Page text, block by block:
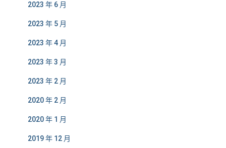
2023 年 6 月
2023 年 5 月
2023 年 4 月
2023 年 3 月
2023 年 2 月
2020 年 2 月
2020 年 1 月
2019 年 12 月